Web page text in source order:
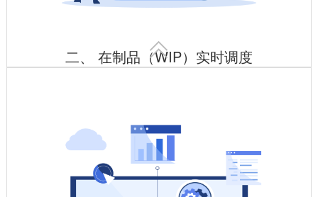
二、 在制品（WIP）实时调度

按工序路线自动转运，状态实时更新